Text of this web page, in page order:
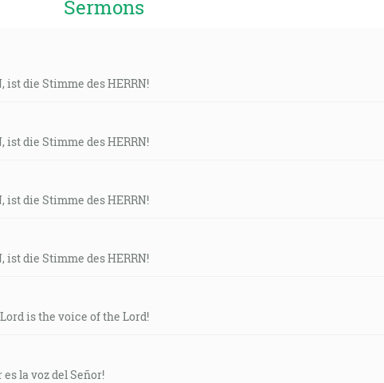
Sermons
ist die Stimme des HERRN!
ist die Stimme des HERRN!
ist die Stimme des HERRN!
ist die Stimme des HERRN!
is the voice of the Lord!
es la voz del Señor!